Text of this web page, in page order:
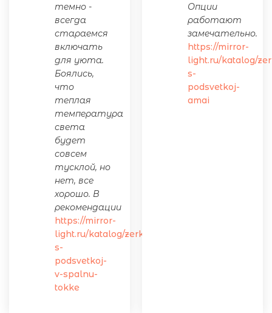
темно -
всегда
стараемся
включать
для уюта.
Боялись,
что
теплая
температура
света
будет
совсем
тусклой, но
нет, все
хорошо. В
рекомендации
https://mirror-
light.ru/katalog/zerkalo-
s-
podsvetkoj-
v-spalnu-
tokke
Опции
работают
замечательно.
https://mirror-
light.ru/katalog/
s-
podsvetkoj-
amai